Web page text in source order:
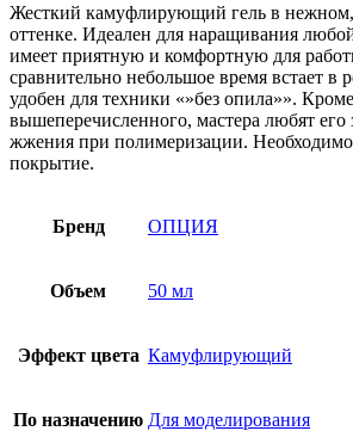
Жесткий камуфлирующий гель в
оттенке. Идеален для наращивания
имеет приятную и комфортную для
сравнительно небольшое время встает в
удобен для техники «»без опила»». Кроме
вышеперечисленного, мастера любят его
жжения при полимеризации. Необходимо
покрытие.
Бренд ОПЦИЯ
Объем 50 мл
Эффект цвета Камуфлирующий
По назначению Для моделирования